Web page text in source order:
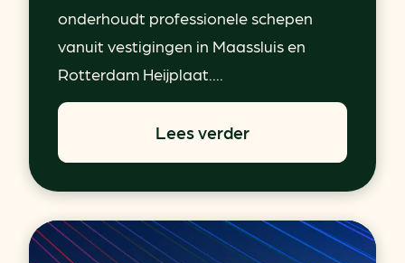
onderhoudt professionele schepen
vanuit vestigingen in Maassluis en
Rotterdam Heijplaat....
Lees verder